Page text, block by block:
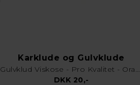
Karklude og Gulvklude
Gulvklud Viskose - Pro Kvalitet - Orange
DKK 20,-